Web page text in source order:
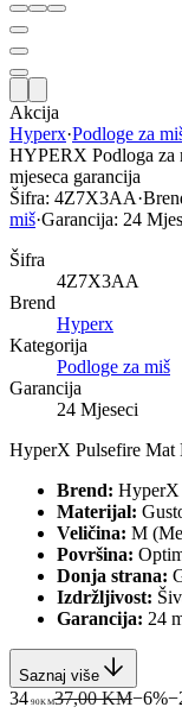
Akcija
Hyperx·Podloge za
HYPERX Podloga za
mjeseca garancija
Šifra: 4Z7X3AA·
miš·Garancija: 24
Šifra
4Z7X3AA
Brend
Hyperx
Kategorija
Podloge za miš
Garancija
24 Mjeseci
HyperX Pulsefire Mat
Brend: HyperX
Materijal:
Veličina: M
Površina:
Donja strana:
Izdržljivost:
Garancija: 24
Saznaj više
34 90KM37,00 KM−6%−